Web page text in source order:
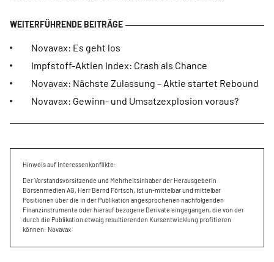
Novavax: Es geht los
Impfstoff-Aktien Index: Crash als Chance
Novavax: Nächste Zulassung – Aktie startet Rebound
Novavax: Gewinn- und Umsatzexplosion voraus?
Hinweis auf Interessenkonflikte:
Der Vorstandsvorsitzende und Mehrheitsinhaber der Herausgeberin
Börsenmedien AG, Herr Bernd Förtsch, ist un-mittelbar und mittelbar
Positionen über die in der Publikation angesprochenen nachfolgenden
Finanzinstrumente oder hierauf bezogene Derivate eingegangen, die von der
durch die Publikation etwaig resultierenden Kursentwicklung profitieren
können: Novavax.